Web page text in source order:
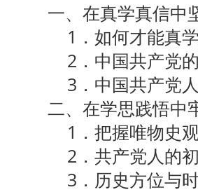
一、在真学真信中
1．如何才能真
2．中国共产党的
3．中国共产党人
二、在学思践悟中
1．把握唯物史观
2．共产党人的
3．历史方位与时